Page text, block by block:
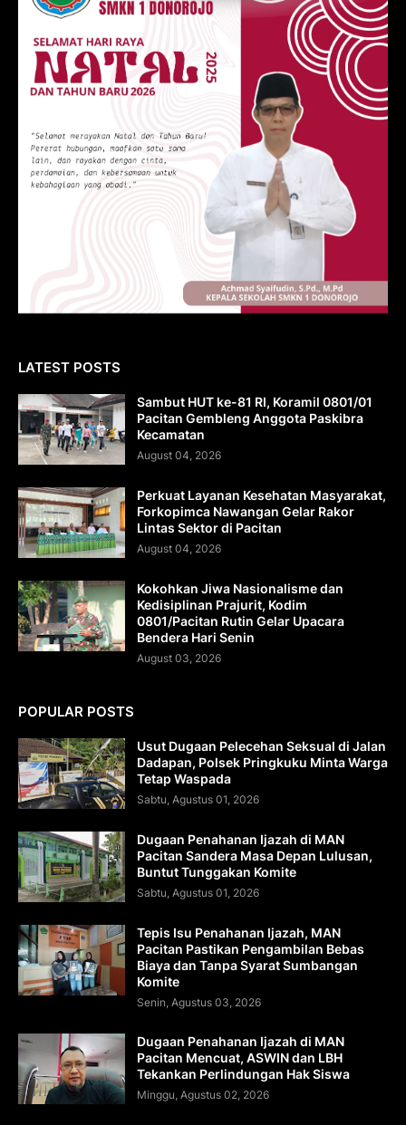
LATEST POSTS
Sambut HUT ke-81 RI, Koramil 0801/01
Pacitan Gembleng Anggota Paskibra
Kecamatan
August 04, 2026
Perkuat Layanan Kesehatan Masyarakat,
Forkopimca Nawangan Gelar Rakor
Lintas Sektor di Pacitan
August 04, 2026
Kokohkan Jiwa Nasionalisme dan
Kedisiplinan Prajurit, Kodim
0801/Pacitan Rutin Gelar Upacara
Bendera Hari Senin
August 03, 2026
POPULAR POSTS
Usut Dugaan Pelecehan Seksual di Jalan
Dadapan, Polsek Pringkuku Minta Warga
Tetap Waspada
Sabtu, Agustus 01, 2026
Dugaan Penahanan Ijazah di MAN
Pacitan Sandera Masa Depan Lulusan,
Buntut Tunggakan Komite
Sabtu, Agustus 01, 2026
Tepis Isu Penahanan Ijazah, MAN
Pacitan Pastikan Pengambilan Bebas
Biaya dan Tanpa Syarat Sumbangan
Komite
Senin, Agustus 03, 2026
Dugaan Penahanan Ijazah di MAN
Pacitan Mencuat, ASWIN dan LBH
Tekankan Perlindungan Hak Siswa
Minggu, Agustus 02, 2026